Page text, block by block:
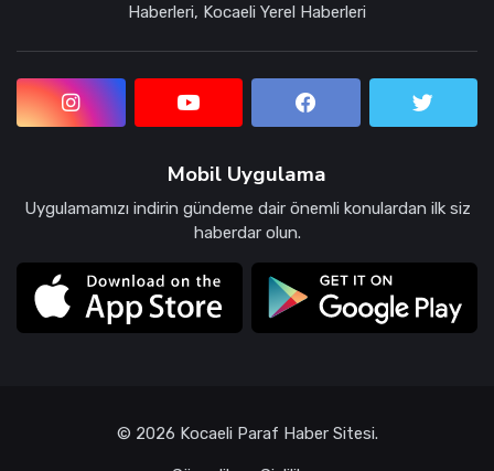
Haberleri, Kocaeli Yerel Haberleri
Mobil Uygulama
Uygulamamızı indirin gündeme dair önemli konulardan ilk siz
haberdar olun.
© 2026 Kocaeli Paraf Haber Sitesi.